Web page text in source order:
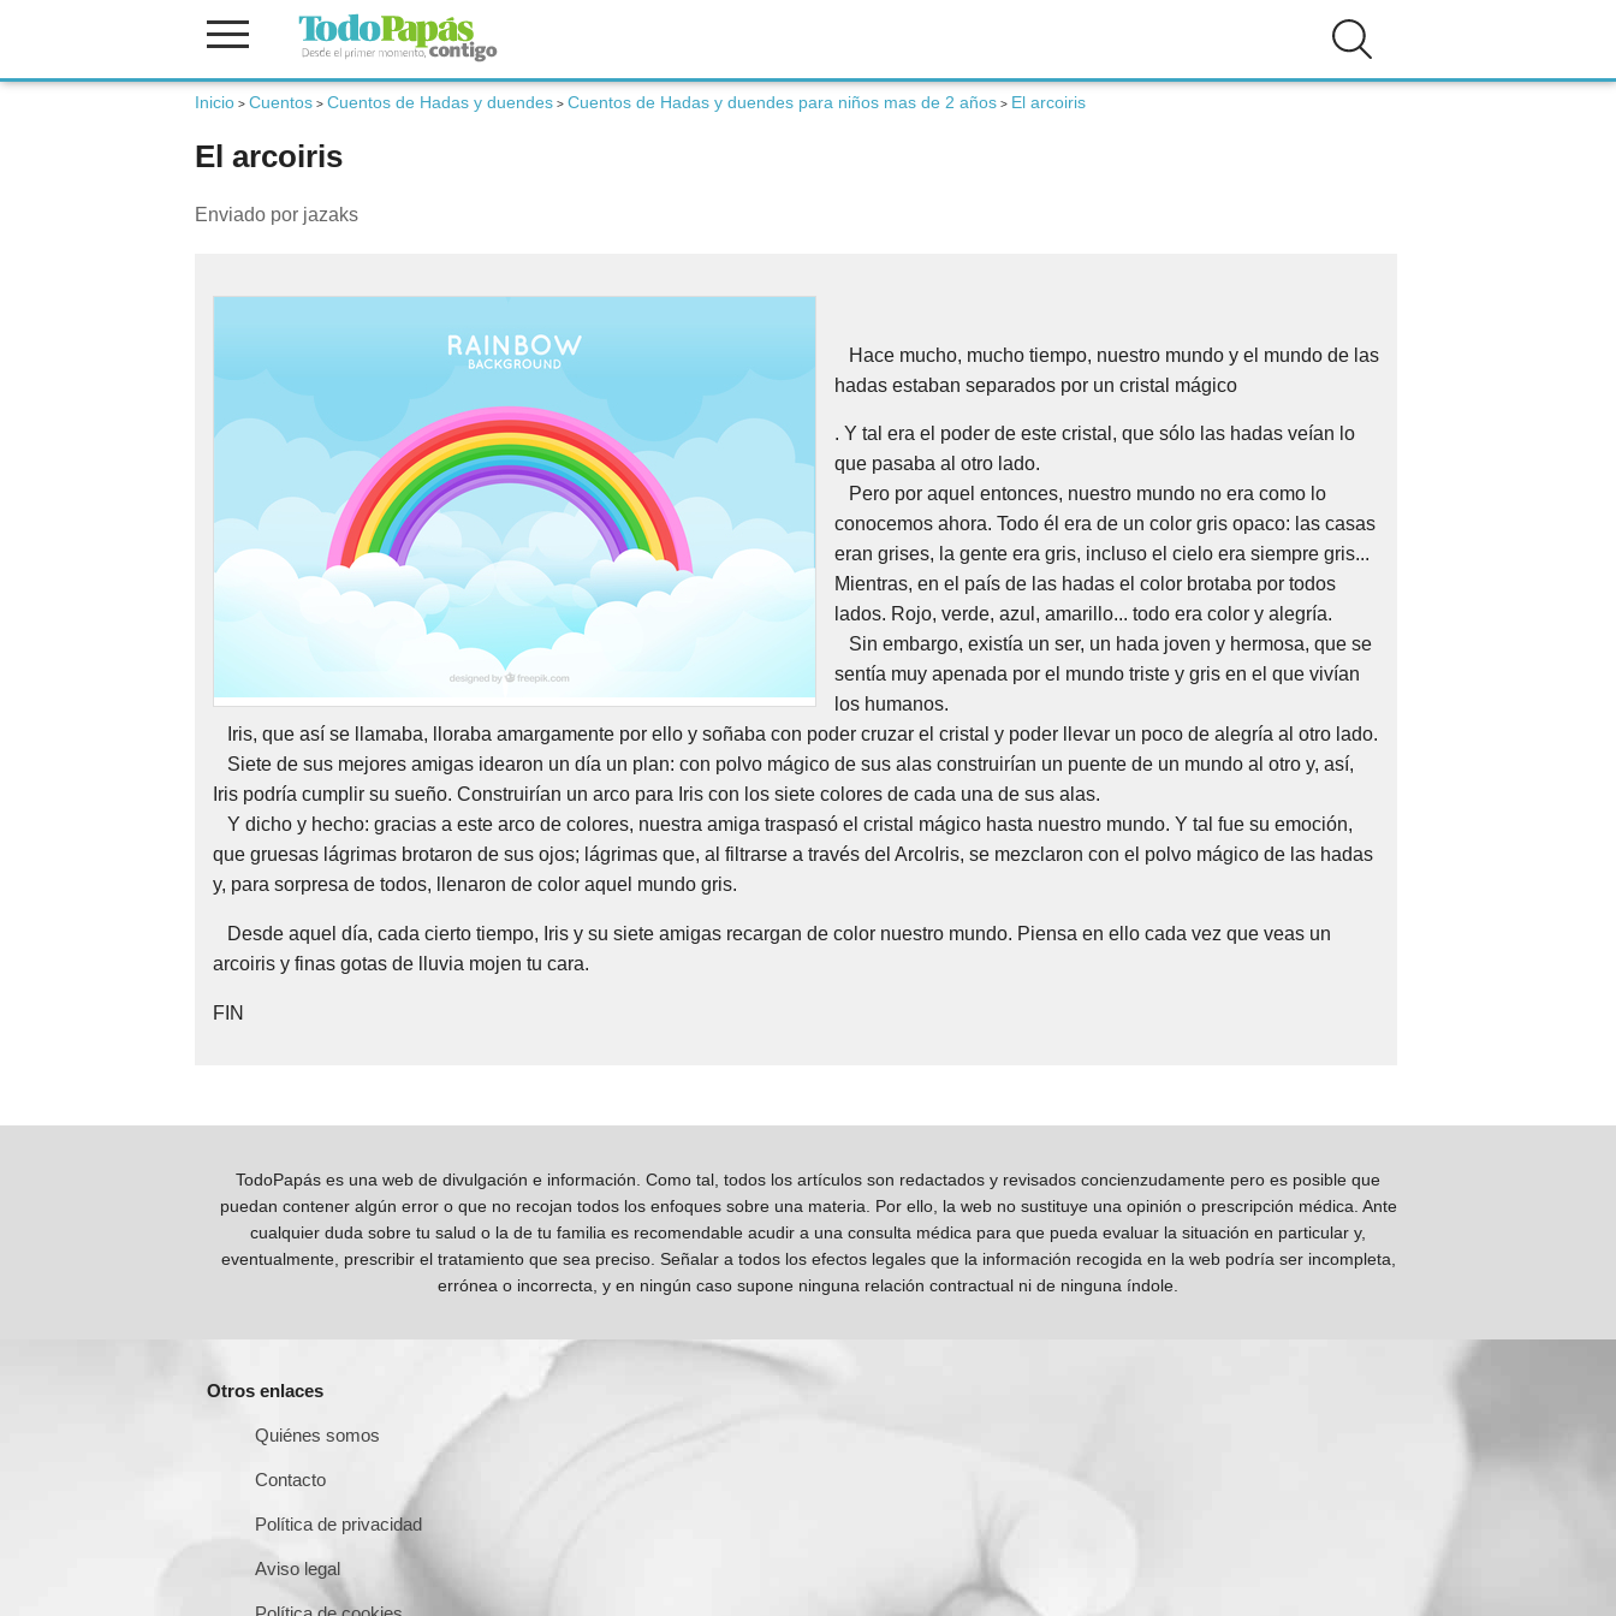
Inicio > Cuentos > Cuentos de Hadas y duendes > Cuentos de Hadas y duendes para niños mas de 2 años > El arcoiris
El arcoiris
Enviado por jazaks
Hace mucho, mucho tiempo, nuestro mundo y el mundo de las
hadas estaban separados por un cristal mágico
. Y tal era el poder de este cristal, que sólo las hadas veían lo
que pasaba al otro lado.
Pero por aquel entonces, nuestro mundo no era como lo
conocemos ahora. Todo él era de un color gris opaco: las casas
eran grises, la gente era gris, incluso el cielo era siempre gris...
Mientras, en el país de las hadas el color brotaba por todos
lados. Rojo, verde, azul, amarillo... todo era color y alegría.
Sin embargo, existía un ser, un hada joven y hermosa, que se
sentía muy apenada por el mundo triste y gris en el que vivían
los humanos.
Iris, que así se llamaba, lloraba amargamente por ello y soñaba con poder cruzar el cristal y poder llevar un poco de alegría al otro lado.
Siete de sus mejores amigas idearon un día un plan: con polvo mágico de sus alas construirían un puente de un mundo al otro y, así,
Iris podría cumplir su sueño. Construirían un arco para Iris con los siete colores de cada una de sus alas.
Y dicho y hecho: gracias a este arco de colores, nuestra amiga traspasó el cristal mágico hasta nuestro mundo. Y tal fue su emoción,
que gruesas lágrimas brotaron de sus ojos; lágrimas que, al filtrarse a través del ArcoIris, se mezclaron con el polvo mágico de las hadas
y, para sorpresa de todos, llenaron de color aquel mundo gris.
Desde aquel día, cada cierto tiempo, Iris y su siete amigas recargan de color nuestro mundo. Piensa en ello cada vez que veas un
arcoiris y finas gotas de lluvia mojen tu cara.
FIN
TodoPapás es una web de divulgación e información. Como tal, todos los artículos son redactados y revisados concienzudamente pero es posible que
puedan contener algún error o que no recojan todos los enfoques sobre una materia. Por ello, la web no sustituye una opinión o prescripción médica. Ante
cualquier duda sobre tu salud o la de tu familia es recomendable acudir a una consulta médica para que pueda evaluar la situación en particular y,
eventualmente, prescribir el tratamiento que sea preciso. Señalar a todos los efectos legales que la información recogida en la web podría ser incompleta,
errónea o incorrecta, y en ningún caso supone ninguna relación contractual ni de ninguna índole.
Otros enlaces
Quiénes somos
Contacto
Política de privacidad
Aviso legal